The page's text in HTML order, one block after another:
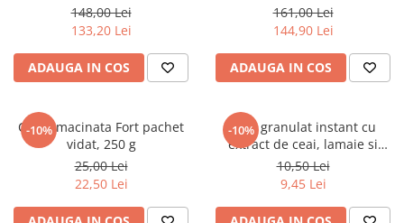
148,00 Lei
133,20 Lei
ADAUGA IN COS
161,00 Lei
144,90 Lei
ADAUGA IN COS
-10%
Cafea macinata Fort pachet
vidat, 250 g
25,00 Lei
22,50 Lei
-10%
Ceai granulat instant cu
extract de ceai, lamaie si
vitamina C Ekoland, 350 g
10,50 Lei
9,45 Lei